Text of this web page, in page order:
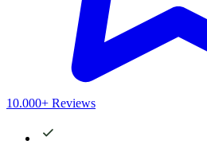
10.000+ Reviews